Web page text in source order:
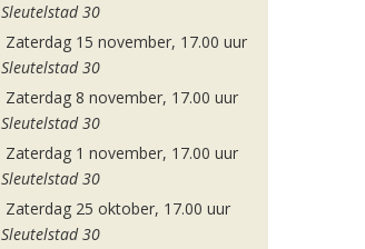
Sleutelstad 30
Zaterdag 15 november, 17.00 uur
Sleutelstad 30
Zaterdag 8 november, 17.00 uur
Sleutelstad 30
Zaterdag 1 november, 17.00 uur
Sleutelstad 30
Zaterdag 25 oktober, 17.00 uur
Sleutelstad 30